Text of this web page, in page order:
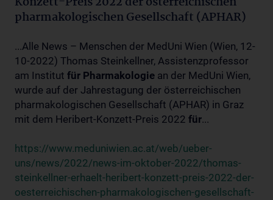
pharmakologischen Gesellschaft (APHAR)
...Alle News – Menschen der MedUni Wien (Wien, 12-
10-2022) Thomas Steinkellner, Assistenzprofessor
am Institut für Pharmakologie an der MedUni Wien,
wurde auf der Jahrestagung der österreichischen
pharmakologischen Gesellschaft (APHAR) in Graz
mit dem Heribert-Konzett-Preis 2022 für...
https://www.meduniwien.ac.at/web/ueber-
uns/news/2022/news-im-oktober-2022/thomas-
steinkellner-erhaelt-heribert-konzett-preis-2022-der-
oesterreichischen-pharmakologischen-gesellschaft-